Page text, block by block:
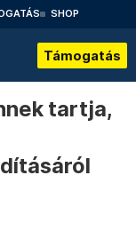
SHOP
Támogatás
tartja,